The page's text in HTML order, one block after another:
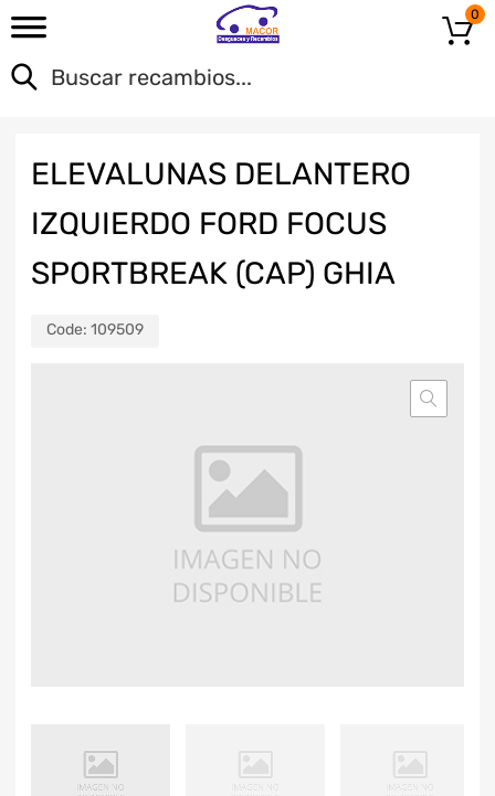
0
ELEVALUNAS DELANTERO
IZQUIERDO FORD FOCUS
SPORTBREAK (CAP) GHIA
Code: 109509